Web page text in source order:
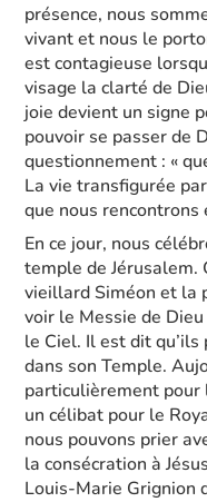
présence, nous
vivant et nous le
est contagieuse
visage la clarté de
joie devient un signe
pouvoir se passer de
questionnement : «
La vie transfigurée
que nous rencontrons
En ce jour, nous
temple de Jérusalem.
vieillard Siméon et la
voir le Messie de
le Ciel. Il est dit
dans son Temple.
particulièrement pour
un célibat pour le
nous pouvons prier
la consécration à
Louis-Marie Grignion